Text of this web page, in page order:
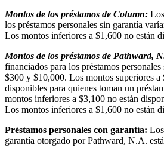
Montos de los préstamos de Column:
los préstamos personales sin garantía
Los montos inferiores a $1,600 no están
Montos de los préstamos de Pathward,
financiados para los préstamos
$300 y $10,000. Los montos superiores a
disponibles para quienes toman un
montos inferiores a $3,100 no están
Los montos inferiores a $1,600 no están
Préstamos personales con garantía:
garantía otorgado por Pathward, N.A.